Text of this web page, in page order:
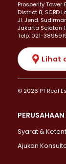
Prosperity Tower
District 8, SCBD
JI. Jend.
Jakarta Selatan
Telp: 021-
Lihat
© 2026 PT Real
PERUSAHAAN
Syarat &
Ajukan